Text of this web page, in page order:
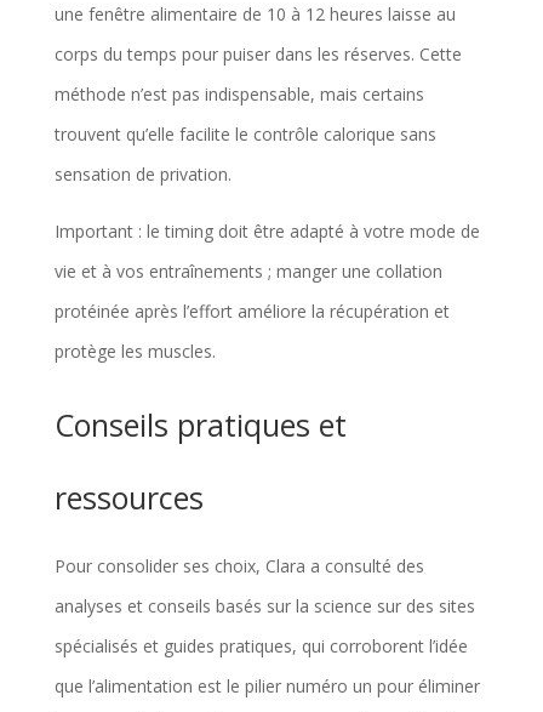
une fenêtre alimentaire de 10 à 12 heures laisse au
corps du temps pour puiser dans les réserves. Cette
méthode n’est pas indispensable, mais certains
trouvent qu’elle facilite le contrôle calorique sans
sensation de privation.
Important : le timing doit être adapté à votre mode de
vie et à vos entraînements ; manger une collation
protéinée après l’effort améliore la récupération et
protège les muscles.
Conseils pratiques et
ressources
Pour consolider ses choix, Clara a consulté des
analyses et conseils basés sur la science sur des sites
spécialisés et guides pratiques, qui corroborent l’idée
que l’alimentation est le pilier numéro un pour éliminer